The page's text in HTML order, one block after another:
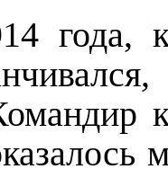
года,